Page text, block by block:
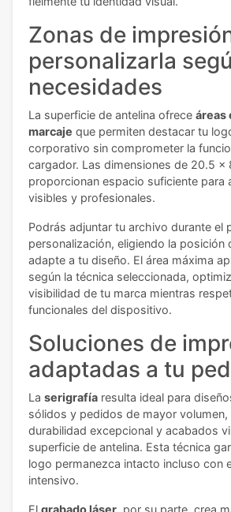
Zonas de
personalizarla
necesidades
La superficie de antelina ofrece áreas
marcaje que permiten destacar tu
corporativo sin comprometer la
cargador. Las dimensiones de 20.5 x
proporcionan espacio suficiente para
visibles y profesionales.
Podrás adjuntar tu archivo durante el
personalización, eligiendo la posición
adapte a tu diseño. El área máxima
según la técnica seleccionada,
visibilidad de tu marca mientras
funcionales del dispositivo.
Soluciones de
adaptadas a tu
La serigrafía resulta ideal para
sólidos y pedidos de mayor volumen,
durabilidad excepcional y acabados
superficie de antelina. Esta técnica
logo permanezca intacto incluso con
intensivo.
El grabado láser, por su parte, crea